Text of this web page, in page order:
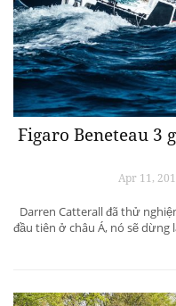
Figaro Beneteau 3
Apr 11,
Darren Catterall đã thử
đầu tiên ở châu Á, nó sẽ